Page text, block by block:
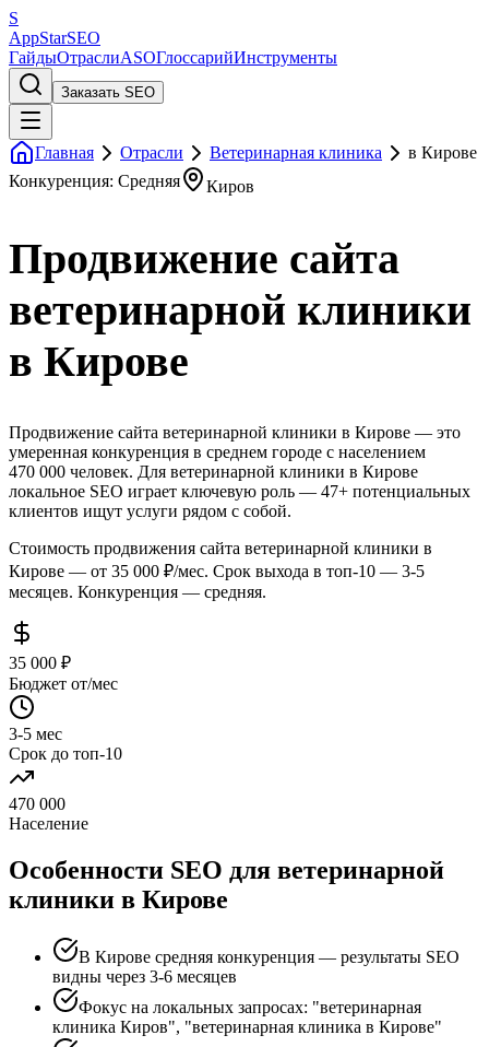
S
AppStarSEO
ГайдыОтраслиASOГлоссарийИнструменты
Заказать SEO
Главная Отрасли Ветеринарная клиника
в Кирове
Конкуренция: Средняя
Киров
Продвижение сайта
ветеринарной клиники
в Кирове
Продвижение сайта ветеринарной клиники в Кирове — это
умеренная конкуренция в среднем городе с населением
470 000 человек. Для ветеринарной клиники в Кирове
локальное SEO играет ключевую роль — 47+ потенциальных
клиентов ищут услуги рядом с собой.
Стоимость продвижения сайта ветеринарной клиники в
Кирове — от 35 000 ₽/мес. Срок выхода в топ-10 — 3-5
месяцев. Конкуренция — средняя.
35 000 ₽
Бюджет от/мес
3-5 мес
Срок до топ-10
470 000
Население
Особенности SEO для ветеринарной
клиники в Кирове
В Кирове средняя конкуренция — результаты SEO
видны через 3-6 месяцев
Фокус на локальных запросах: "ветеринарная
клиника Киров", "ветеринарная клиника в Кирове"